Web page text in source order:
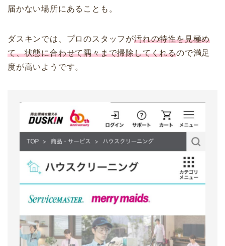
届かない場所にあることも。
ダスキンでは、プロのスタッフが汚れの特性を見極め
て、状態に合わせて隅々まで掃除してくれるので満足
度が高いようです。